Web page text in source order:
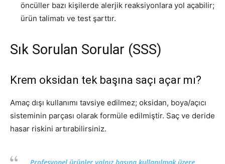
öncüller bazı kişilerde alerjik reaksiyonlara yol açabilir;
ürün talimatı ve test şarttır.
Sık Sorulan Sorular (SSS)
Krem oksidan tek başına saçı açar mı?
Amaç dışı kullanımı tavsiye edilmez; oksidan, boya/açıcı
sisteminin parçası olarak formüle edilmiştir. Saç ve deride
hasar riskini artırabilirsiniz.